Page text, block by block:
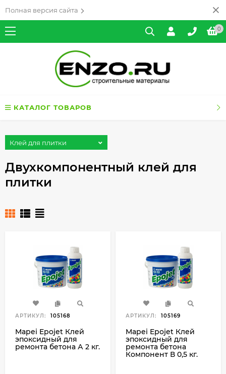
Полная версия сайта
0
КАТАЛОГ ТОВАРОВ
Клей для плитки
Двухкомпонентный клей для
плитки
АРТИКУЛ: 105168
Mapei Epojet Клей
эпоксидный для
ремонта бетона А 2 кг.
АРТИКУЛ: 105169
Mapei Epojet Клей
эпоксидный для
ремонта бетона
Компонент В 0,5 кг.